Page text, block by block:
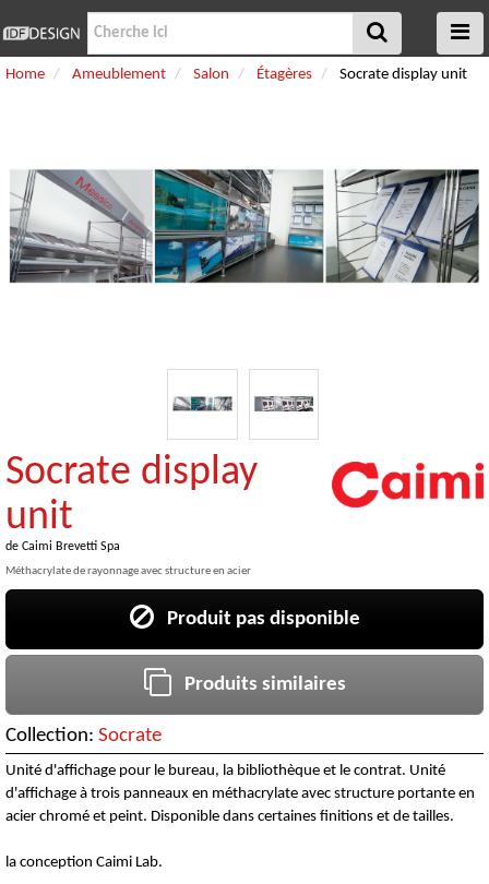
Home Ameublement Salon Étagères Socrate display unit
Socrate display
unit
de Caimi Brevetti Spa
Méthacrylate de rayonnage avec structure en acier
Produit pas disponible
Produits similaires
Collection: Socrate
Unité d'affichage pour le bureau, la bibliothèque et le contrat. Unité
d'affichage à trois panneaux en méthacrylate avec structure portante en
acier chromé et peint. Disponible dans certaines finitions et de tailles.
la conception Caimi Lab.